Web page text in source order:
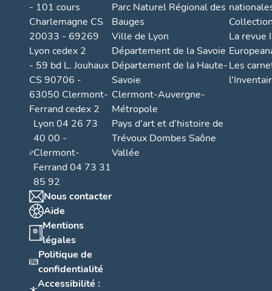
- 101 cours
Charlemagne CS
20033 - 69269
Lyon cedex 2
- 59 bd L. Jouhaux
CS 90706 -
63050 Clermont-
Ferrand cedex 2
Lyon 04 26 73
40 00 -
Clermont-
Ferrand 04 73 31
85 92
Nous contacter
Aide
Mentions
légales
Politique de
confidentialité
Accessibilité :
Parc Naturel Régional des
Bauges
Ville de Lyon
Département de la Savoie
Département de la Haute-
Savoie
Clermont-Auvergne-
Métropole
Pays d’art et d’histoire de
Trévoux Dombes Saône
Vallée
La revue
Les